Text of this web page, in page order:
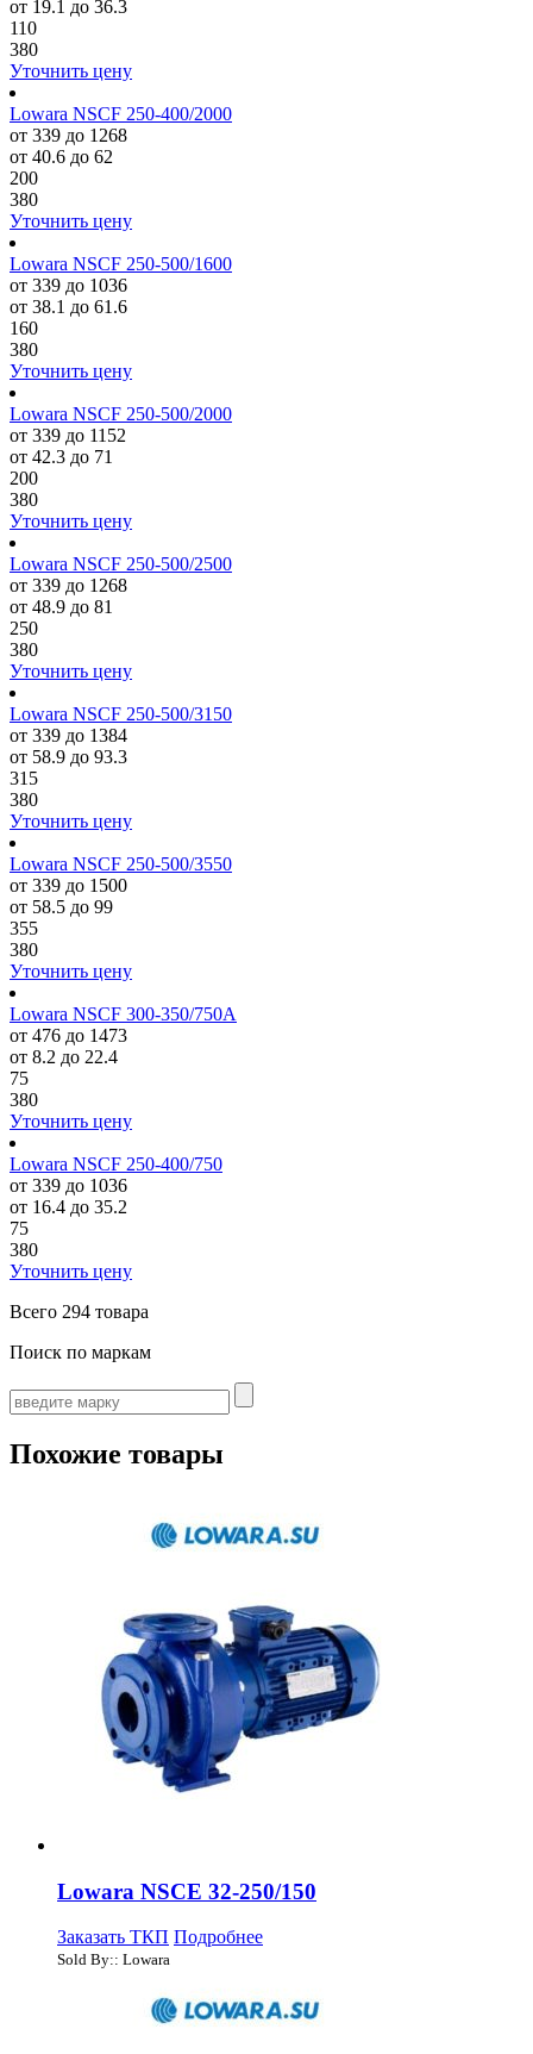
от 19.1 до 36.3
110
380
Уточнить цену
Lowara NSCF 250-400/2000
от 339 до 1268
от 40.6 до 62
200
380
Уточнить цену
Lowara NSCF 250-500/1600
от 339 до 1036
от 38.1 до 61.6
160
380
Уточнить цену
Lowara NSCF 250-500/2000
от 339 до 1152
от 42.3 до 71
200
380
Уточнить цену
Lowara NSCF 250-500/2500
от 339 до 1268
от 48.9 до 81
250
380
Уточнить цену
Lowara NSCF 250-500/3150
от 339 до 1384
от 58.9 до 93.3
315
380
Уточнить цену
Lowara NSCF 250-500/3550
от 339 до 1500
от 58.5 до 99
355
380
Уточнить цену
Lowara NSCF 300-350/750A
от 476 до 1473
от 8.2 до 22.4
75
380
Уточнить цену
Lowara NSCF 250-400/750
от 339 до 1036
от 16.4 до 35.2
75
380
Уточнить цену
Всего 294 товара
Поиск по маркам
Похожие товары
Lowara NSCE 32-250/150
Заказать ТКП Подробнее
Sold By:: Lowara